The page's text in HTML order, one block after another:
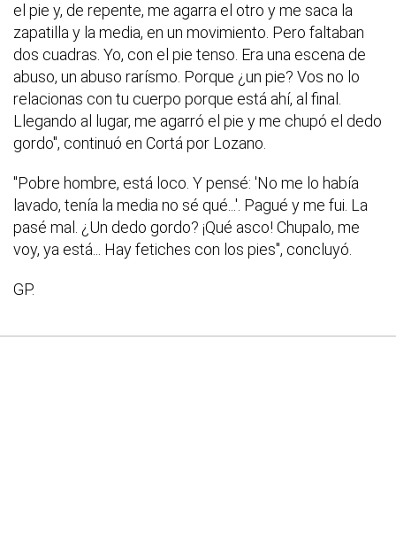
el pie y, de repente, me agarra el otro y me saca la
zapatilla y la media, en un movimiento. Pero faltaban
dos cuadras. Yo, con el pie tenso. Era una escena de
abuso, un abuso rarísmo. Porque ¿un pie? Vos no lo
relacionas con tu cuerpo porque está ahí, al final.
Llegando al lugar, me agarró el pie y me chupó el dedo
gordo", continuó en Cortá por Lozano.
"Pobre hombre, está loco. Y pensé: 'No me lo había
lavado, tenía la media no sé qué...'. Pagué y me fui. La
pasé mal. ¿Un dedo gordo? ¡Qué asco! Chupalo, me
voy, ya está... Hay fetiches con los pies", concluyó.
GP.